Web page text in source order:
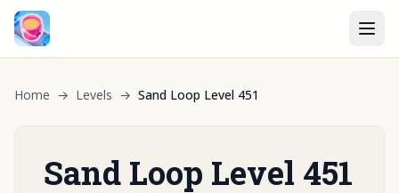
Home → Levels → Sand Loop Level 451
Sand Loop Level 451